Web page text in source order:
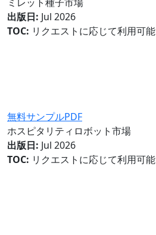
出版日: Jul 2026
TOC: リクエストに応じて利用可能
無料サンプルPDF
ホスピタリティロボット市場
出版日: Jul 2026
TOC: リクエストに応じて利用可能